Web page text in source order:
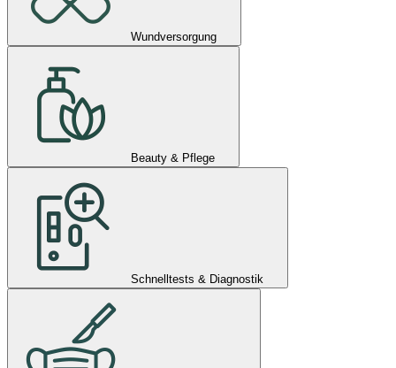
Wundversorgung
Beauty & Pflege
Schnelltests & Diagnostik